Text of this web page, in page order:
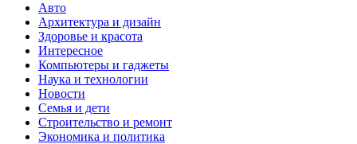
Авто
Архитектура и дизайн
Здоровье и красота
Интересное
Компьютеры и гаджеты
Наука и технологии
Новости
Семья и дети
Строительство и ремонт
Экономика и политика